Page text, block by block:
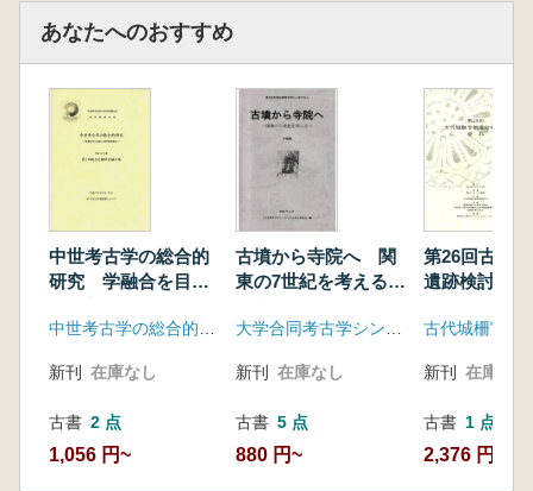
あなたへのおすすめ
中世考古学の総合的
研究 学融合を目指
新刊 在庫なし
古書 2 点
1,056 円~
古墳から寺院へ 関
東の7世紀を考える
新刊 在庫なし
古書 5 点
880 円~
第26回古代
遺跡検討会
新刊 在庫なし
古書 1 点
2,376 円